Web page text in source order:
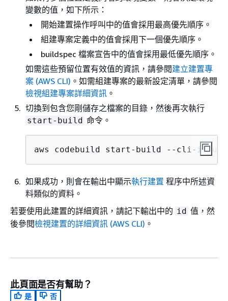
變數的值，如下所示：
開始建置操作呼叫中的值會採用最高優先順序。
組建專案定義中的值會採用下一個優先順序。
buildspec 檔案宣告中的值會採用最低優先順序。
如需這些預留位置有效值的資訊，請參閱建立建置專
案 (AWS CLI) 。如需組建專案的最新設定清單，請參閱
檢視組建專案詳細資訊 。
切換到包含您剛儲存之檔案的目錄，然後再次執行
start-build 命令。
aws codebuild start-build --cli-
如果成功，則會在輸出中顯示執行建置 程序中所述資
料類似的資料。
若要使用此建置的詳細資訊，請記下輸出中的 id 值，然
後參閱檢視建置的詳細資訊 (AWS CLI) 。
此頁面是否有幫助？
是
否